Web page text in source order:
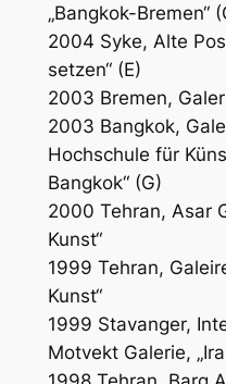
„Bangkok-Bremen“
2004 Syke, Alte
setzen“ (E)
2003 Bremen,
2003 Bangkok,
Hochschule für
Bangkok“ (G)
2000 Tehran, Asar
Kunst“
1999 Tehran,
Kunst“
1999 Stavanger,
Motvekt Galerie,